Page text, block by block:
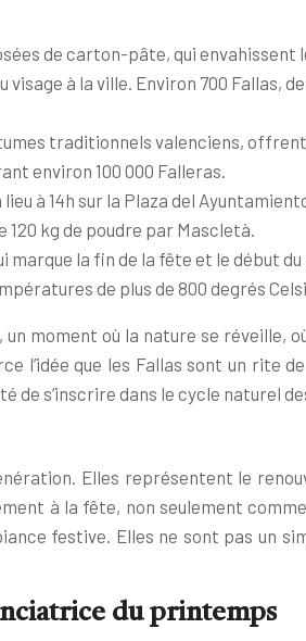
de carton-pâte, qui envahissent
visage à la ville. Environ 700
traditionnels valenciens,
environ 100 000 Falleras.
à 14h sur la Plaza del
kg de poudre par Mascletà.
la fin de la fête et le début
de plus de 800 degrés
moment où la nature se réveille,
l’idée que les Fallas sont un rite
de s’inscrire dans le cycle naturel
Elles représentent le
à la fête, non seulement
festive. Elles ne sont pas un
du printemps